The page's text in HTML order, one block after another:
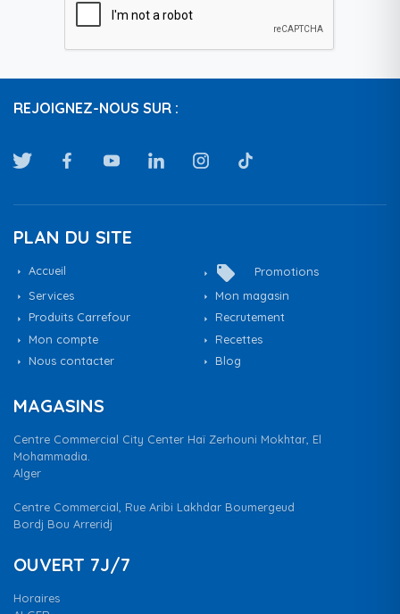
REJOIGNEZ-NOUS SUR :
PLAN DU SITE
Accueil local_offer
Promotions
Services
Mon magasin
Produits Carrefour
Recrutement
Mon compte
Recettes
Nous contacter
Blog
MAGASINS
Centre Commercial City Center Haï Zerhouni Mokhtar, El
Mohammadia.
Alger
Centre Commercial, Rue Aribi Lakhdar Boumergeud
Bordj Bou Arreridj
OUVERT 7J/7
Horaires